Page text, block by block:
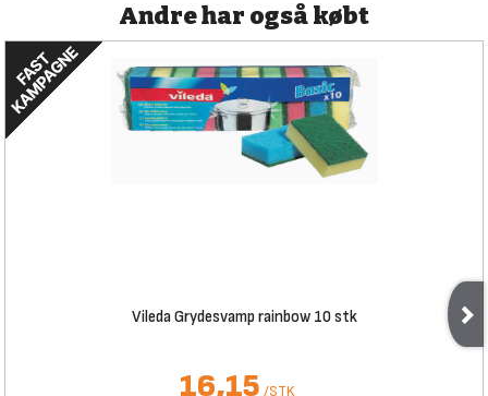
Andre har også købt
Vileda Grydesvamp rainbow 10 stk
16,15 /STK